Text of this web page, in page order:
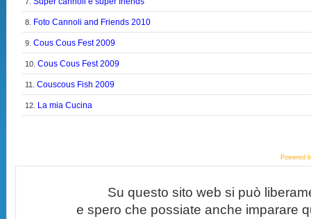
8. Foto Cannoli and Friends 2010
9.Cous Cous Fest 2009
10.Cous Cous Fest 2009
11.Couscous Fish 2009
12. La mia Cucina
Powered
Su questo sito web si può
e spero che possiate anche imparare